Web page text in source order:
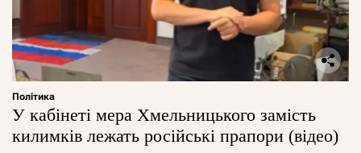
Політика
У кабінеті мера Хмельницького замість
килимків лежать російські прапори (відео)